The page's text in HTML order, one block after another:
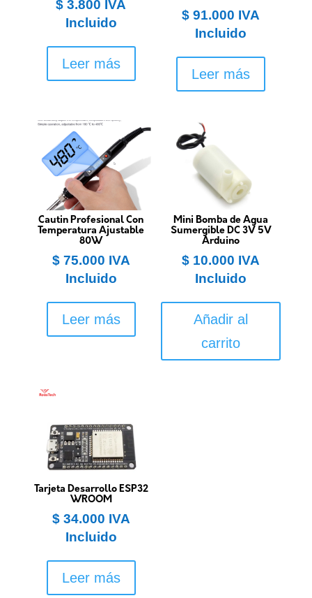
$ 3.800 IVA
Incluido
Leer más
$ 91.000 IVA
Incluido
Leer más
Cautin Profesional Con
Temperatura Ajustable
80W
$75.000 IVA
Incluido
Leer más
Mini Bomba de Agua
Sumergible DC 3V 5V
Arduino
$ 10.000 IVA
Incluido
Añadir al
carrito
Tarjeta Desarrollo ESP32
WROOM
$34.000 IVA
Incluido
Leer más